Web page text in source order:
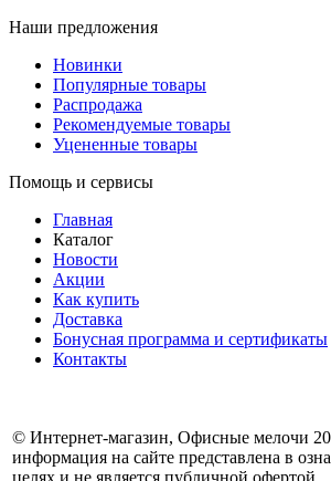
Наши предложения
Новинки
Популярные товары
Распродажа
Рекомендуемые товары
Уцененные товары
Помощь и сервисы
Главная
Каталог
Новости
Акции
Как купить
Доставка
Бонусная программа и сертификаты
Контакты
© Интернет-магазин, Офисные мелочи
информация на сайте представлена в
целях и не является публичной офертой